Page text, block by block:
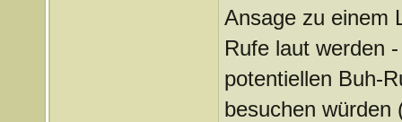
Ansage zu einem
Rufe laut werden
potentiellen Buh-
besuchen würden